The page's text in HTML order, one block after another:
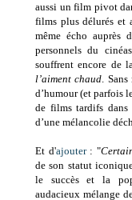
aussi un film pivot
films plus délurés et
même écho
personnels du
souffrent encore de
l’aiment chaud.
d’humour (et parfois
de films tardifs
d’une mélancolie
Et d'ajouter: "
de son statut
le succès et la
audacieux mélange